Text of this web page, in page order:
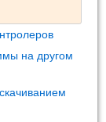
на другом